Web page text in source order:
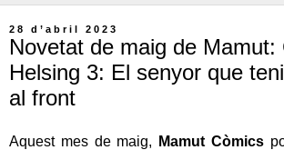
28 d’abril 2023
Novetat de maig de Mamut:
Helsing 3: El senyor que
al front
Aquest mes de maig, Mamut Còmics